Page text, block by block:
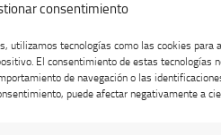
consentimiento
utilizamos tecnologías como las cookies para
El consentimiento de estas tecnologías
de navegación o las
puede afectar negativamente a